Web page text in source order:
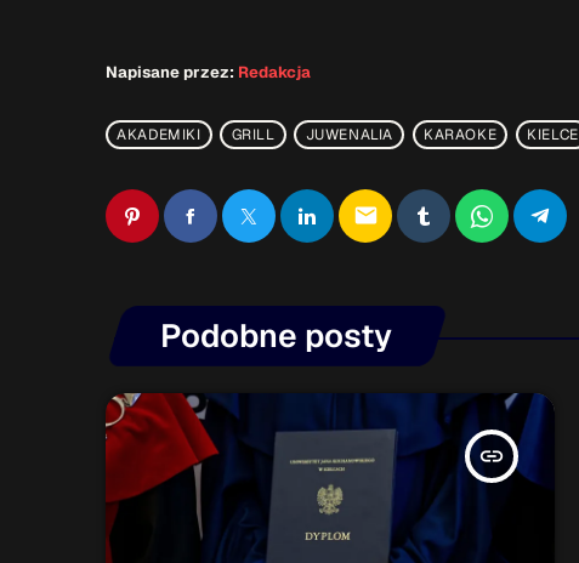
Napisane przez: Redakcja
AKADEMIKI GRILL JUWENALIA KARAOKE KIELCE
email
Podobne posty
insert_link